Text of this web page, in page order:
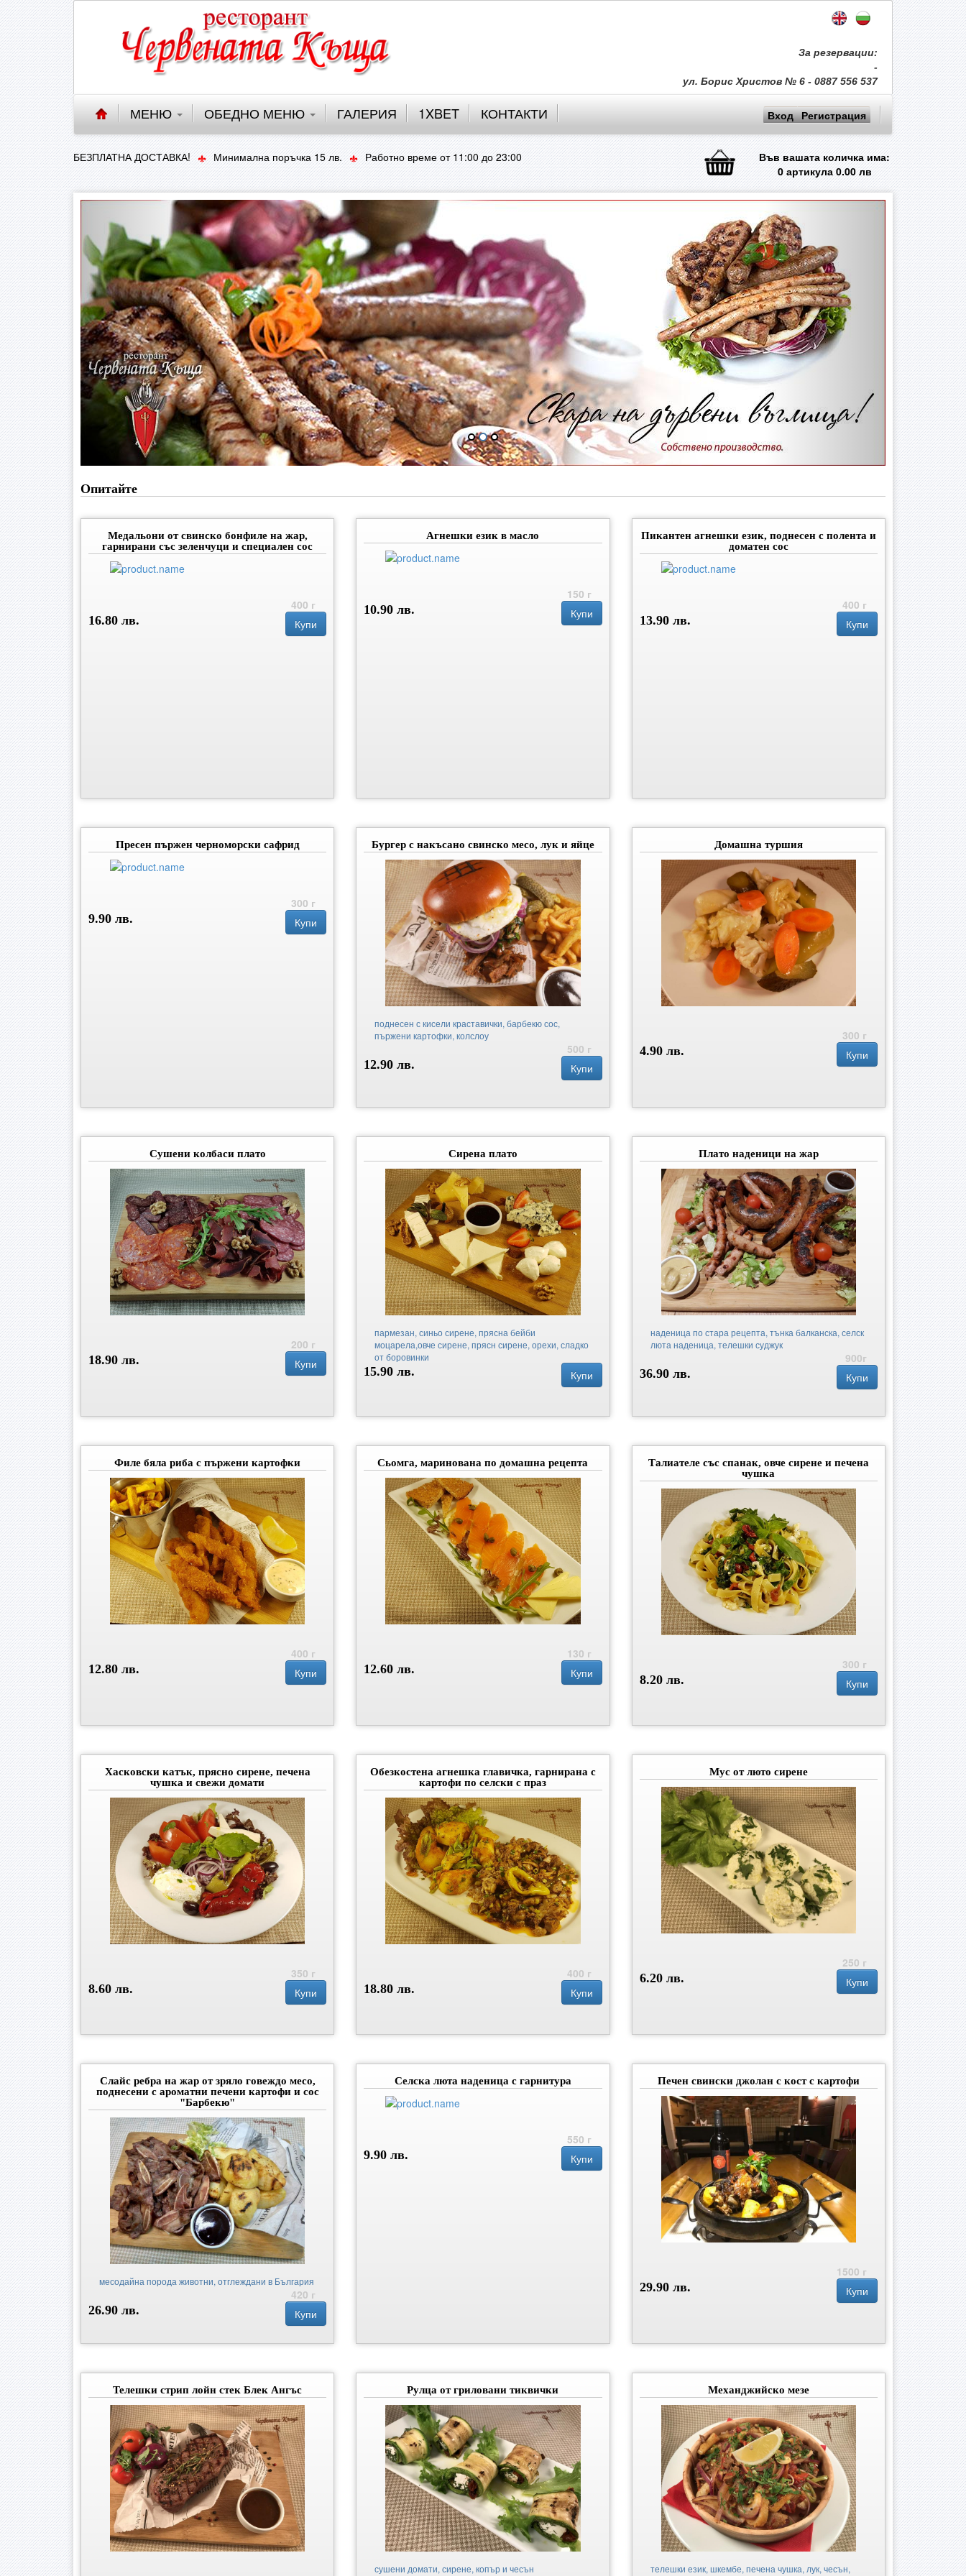
За резервации:
-
ул. Борис Христов № 6 - 0887 556 537
МЕНЮ ОБЕДНО МЕНЮ ГАЛЕРИЯ 1XBET КОНТАКТИ Вход Регистрация
БЕЗПЛАТНА ДОСТАВКА! Минимална поръчка 15 лв. Работно време от 11:00 до 23:00
Във вашата количка има:
0артикула0.00лв
Опитайте
Медальони от свинско бонфиле на жар,
гарнирани със зеленчуци и специален сос
400 г
16.80 лв.
Купи
Агнешки език в масло
150 г
10.90 лв.
Купи
Пикантен агнешки език, поднесен с полента и
доматен сос
400 г
13.90 лв.
Купи
Пресен пържен черноморски сафрид
300 г
9.90 лв.
Купи
Бургер с накъсано свинско месо, лук и яйце
поднесен с кисели краставички, барбекю сос,
пържени картофки, колслоу
500 г
12.90 лв.
Купи
Домашна туршия
300 г
4.90 лв.
Купи
Сушени колбаси плато
200 г
18.90 лв.
Купи
Сирена плато
пармезан, синьо сирене, прясна бейби
моцарела,овче сирене, прясн сирене, орехи, сладко
от боровинки
15.90 лв. Купи
Плато наденици на жар
наденица по стара рецепта, тънка балканска, селск
люта наденица, телешки суджук
900г
36.90 лв.
Купи
Филе бяла риба с пържени картофки
400 г
12.80 лв.
Купи
Сьомга, маринована по домашна рецепта
130 г
12.60 лв.
Купи
Талиателе със спанак, овче сирене и печена
чушка
300 г
8.20 лв.
Купи
Хасковски катък, прясно сирене, печена
чушка и свежи домати
350 г
8.60 лв.
Купи
Обезкостена агнешка главичка, гарнирана с
картофи по селски с праз
400 г
18.80 лв.
Купи
Мус от люто сирене
250 г
6.20 лв.
Купи
Слайс ребра на жар от зряло говеждо месо,
поднесени с ароматни печени картофи и сос
"Барбекю"
месодайна порода животни, отглеждани в България
420 г
26.90 лв.
Купи
Селска люта наденица с гарнитура
550 г
9.90 лв.
Купи
Печен свински джолан с кост с картофи
1500 г
29.90 лв.
Купи
Телешки стрип лойн стек Блек Ангъс Рулца от гриловани тиквички
сушени домати, сирене, копър и чесън
Механджийско мезе
телешки език, шкембе, печена чушка, лук, чесън,